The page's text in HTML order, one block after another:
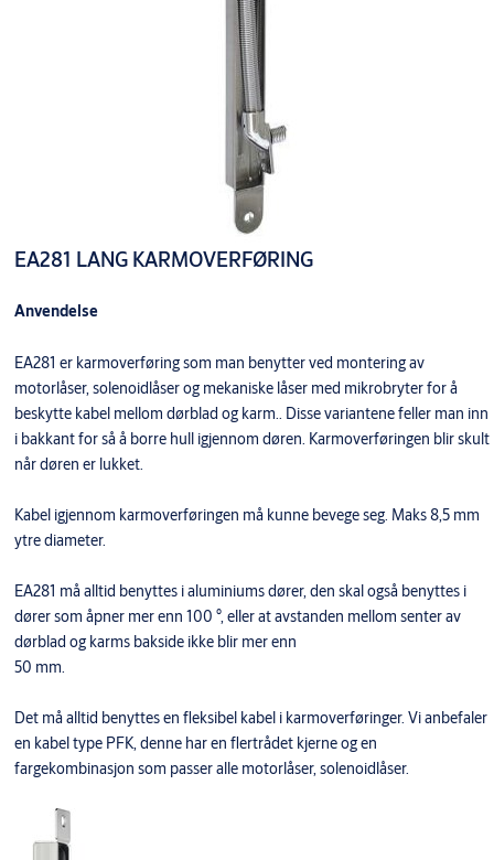
EA281 LANG KARMOVERFØRING
Anvendelse
EA281 er karmoverføring som man benytter ved montering av
motorlåser, solenoidlåser og mekaniske låser med mikrobryter for å
beskytte kabel mellom dørblad og karm.. Disse variantene feller man inn
i bakkant for så å borre hull igjennom døren. Karmoverføringen blir skult
når døren er lukket.
Kabel igjennom karmoverføringen må kunne bevege seg. Maks 8,5 mm
ytre diameter.
EA281 må alltid benyttes i aluminiums dører, den skal også benyttes i
dører som åpner mer enn 100 °, eller at avstanden mellom senter av
dørblad og karms bakside ikke blir mer enn
50 mm.
Det må alltid benyttes en fleksibel kabel i karmoverføringer. Vi anbefaler
en kabel type PFK, denne har en flertrådet kjerne og en
fargekombinasjon som passer alle motorlåser, solenoidlåser.